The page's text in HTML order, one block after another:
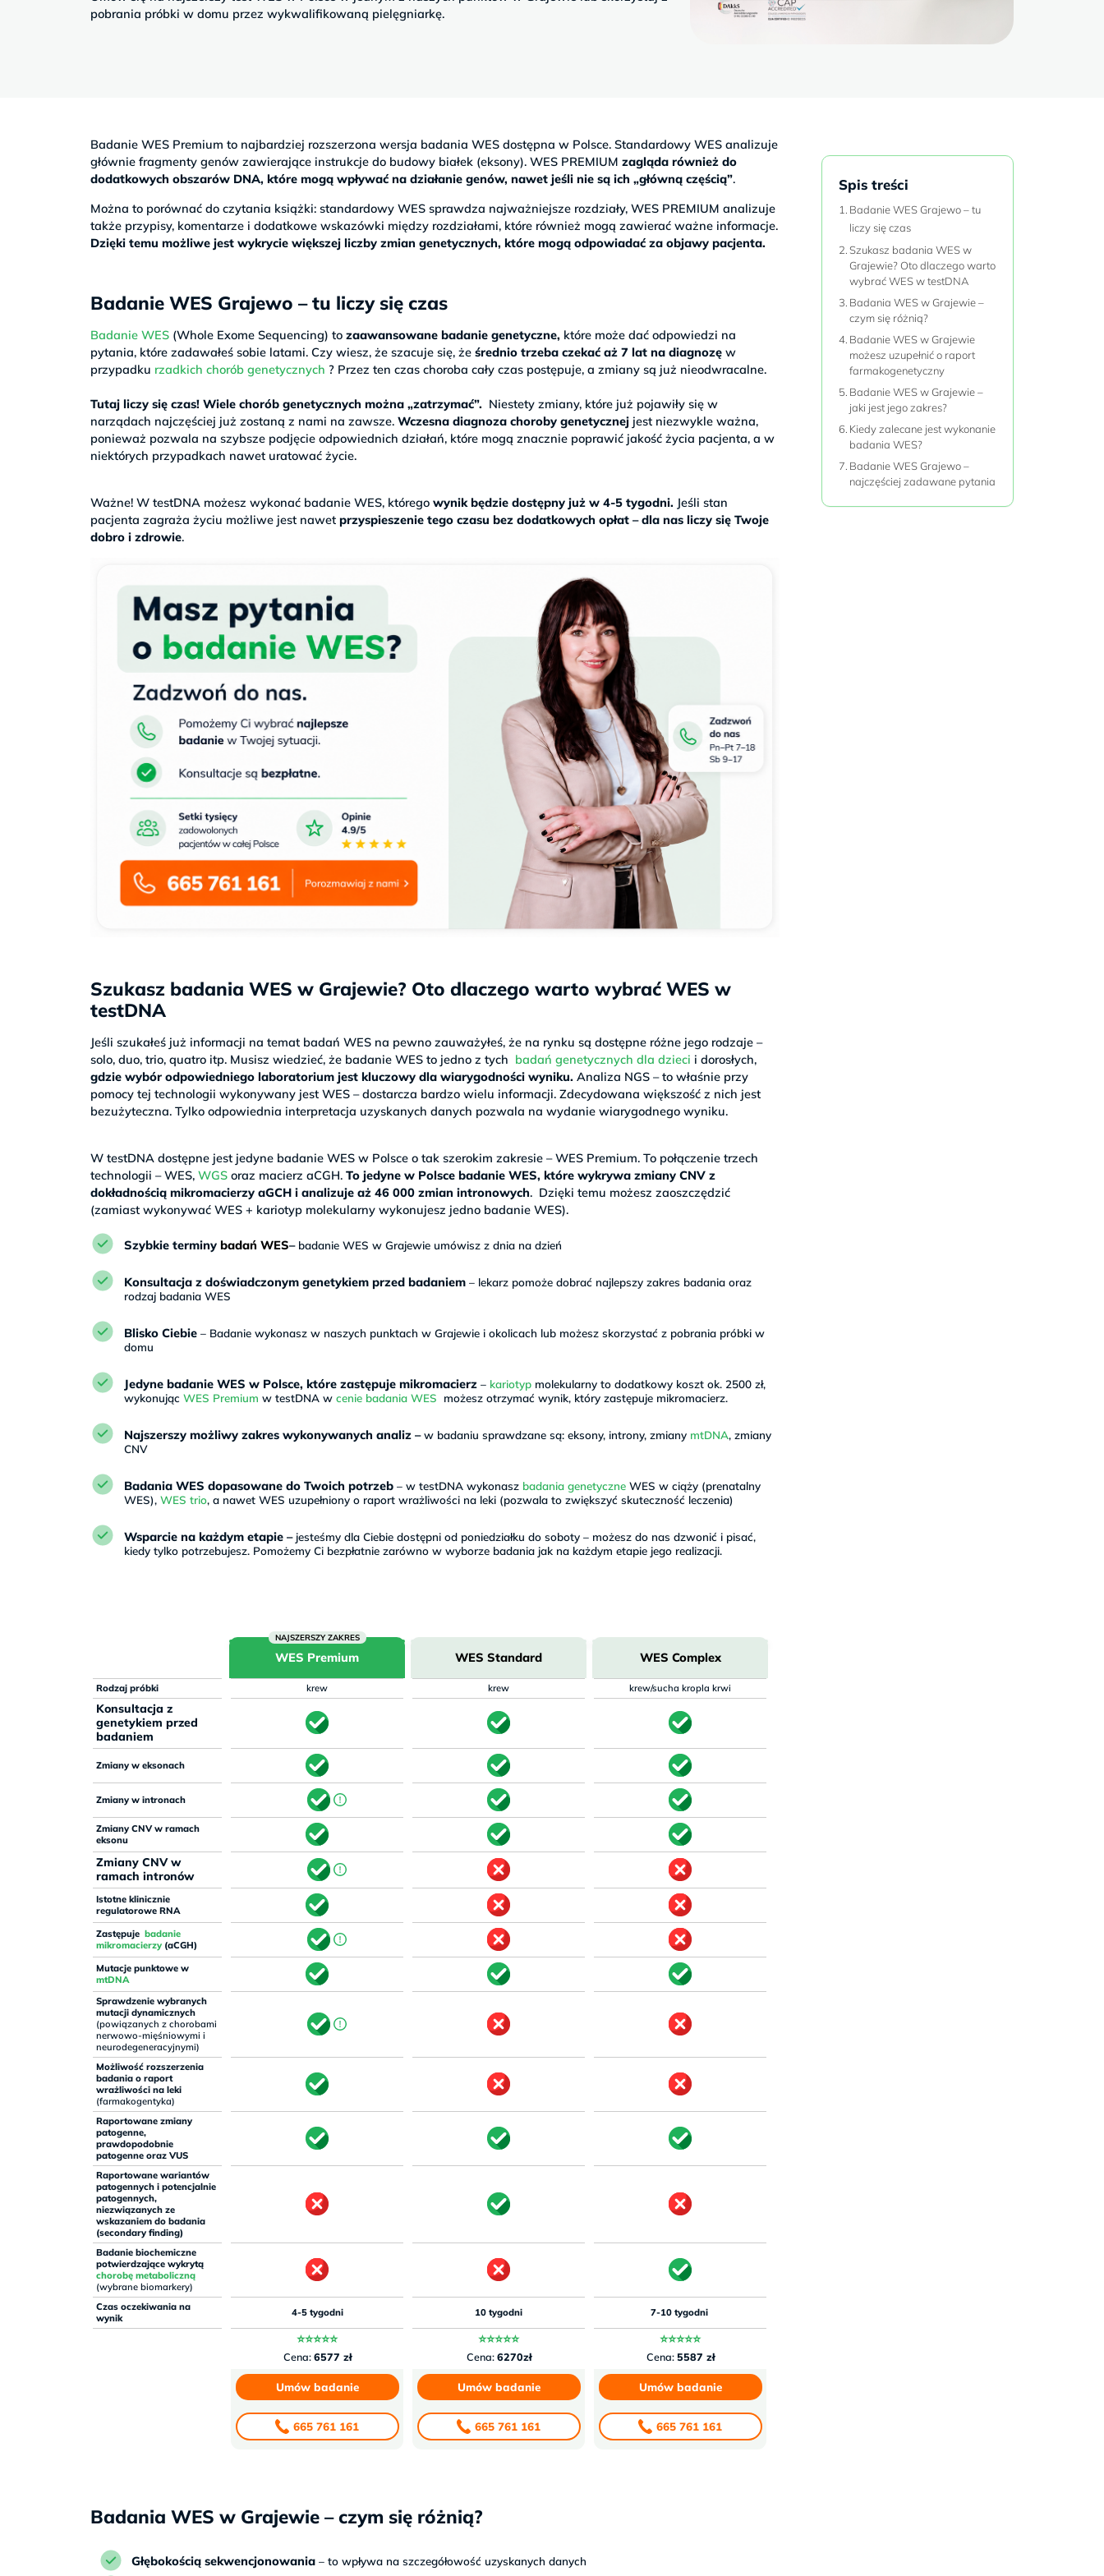
9–
pobrania próbki w domu przez wykwalifikowaną pielęgniarkę.
Badanie WES Premium to najbardziej rozszerzona wersja badania WES dostępna w Polsce. Standardowy WES analizuje
głównie fragmenty genów zawierające instrukcje do budowy białek (eksony). WES PREMIUM zagląda również do
dodatkowych obszarów DNA, które mogą wpływać na działanie genów, nawet jeśli nie są ich „główną częścią”.
Można to porównać do czytania książki: standardowy WES sprawdza najważniejsze rozdziały, WES PREMIUM analizuje
także przypisy, komentarze i dodatkowe wskazówki między rozdziałami, które również mogą zawierać ważne informacje.
Dzięki temu możliwe jest wykrycie większej liczby zmian genetycznych, które mogą odpowiadać za objawy pacjenta.
Badanie WES Grajewo – tu liczy się czas
Badanie WES (Whole Exome Sequencing) tozaawansowane badanie genetyczne, które może dać odpowiedzi na
pytania, które zadawałeś sobie latami. Czy wiesz, że szacuje się, żeśrednio trzeba czekać aż 7 lat na diagnozę w
przypadku rzadkich chorób genetycznych ? Przez ten czas choroba cały czas postępuje, a zmiany są już nieodwracalne.
Tutaj liczy się czas! Wiele chorób genetycznych można „zatrzymać”. Niestety zmiany, które już pojawiły się w
narządach najczęściej już zostaną z nami na zawsze.Wczesna diagnoza choroby genetycznej jest niezwykle ważna,
ponieważ pozwala na szybsze podjęcie odpowiednich działań, które mogą znacznie poprawić jakość życia pacjenta, a w
niektórych przypadkach nawet uratować życie.
Ważne! W testDNA możesz wykonać badanie WES, któregowynik będzie dostępny już w 4-5 tygodni. Jeśli stan
pacjenta zagraża życiu możliwe jest nawet przyspieszenie tego czasu bez dodatkowych opłat – dla nas liczy się Twoje
dobro i zdrowie.
Szukasz badania WES w Grajewie? Oto dlaczego warto wybrać WES w
testDNA
Jeśli szukałeś już informacji na temat badań WES na pewno zauważyłeś, że na rynku są dostępne różne jego rodzaje –
solo, duo, trio, quatro itp. Musisz wiedzieć, że badanie WES to jedno z tych badań genetycznych dla dzieci i dorosłych,
gdzie wybór odpowiedniego laboratorium jest kluczowy dla wiarygodności wyniku. Analiza NGS – to właśnie przy
pomocy tej technologii wykonywany jest WES – dostarcza bardzo wielu informacji. Zdecydowana większość z nich jest
bezużyteczna. Tylko odpowiednia interpretacja uzyskanych danych pozwala na wydanie wiarygodnego wyniku.
W testDNA dostępne jest jedyne badanie WES w Polsce o tak szerokim zakresie – WES Premium. To połączenie trzech
technologii – WES,WGS oraz macierz aCGH.To jedyne w Polsce badanie WES, które wykrywa zmiany CNV z
dokładnością mikromacierzy aGCH i analizuje aż 46 000 zmian intronowych. Dzięki temu możesz zaoszczędzić
(zamiast wykonywać WES + kariotyp molekularny wykonujesz jedno badanie WES).
Szybkie terminy badań WES–badanie WES w Grajewie umówisz z dnia na dzień
Konsultacja z doświadczonym genetykiem przed badaniem– lekarz pomoże dobrać najlepszy zakres badania oraz
rodzaj badania WES
Blisko Ciebie– Badanie wykonasz w naszych punktach w Grajewie i okolicach lub możesz skorzystać z pobrania próbki w
domu
Jedyne badanie WES w Polsce, które zastępuje mikromacierz– kariotypmolekularny to dodatkowy koszt ok. 2500 zł,
wykonując WES Premium w testDNA w cenie badania WES możesz otrzymać wynik, który zastępuje mikromacierz.
Najszerszy możliwy zakres wykonywanych analiz –w badaniu sprawdzane są: eksony, introny, zmiany mtDNA, zmiany
CNV
Badania WES dopasowane do Twoich potrzeb– w testDNA wykonasz badania genetyczne WES w ciąży (prenatalny
WES), WES trio, a nawet WES uzupełniony o raport wrażliwości na leki (pozwala to zwiększyć skuteczność leczenia)
Wsparcie na każdym etapie –jesteśmy dla Ciebie dostępni od poniedziałku do soboty – możesz do nas dzwonić i pisać,
kiedy tylko potrzebujesz. Pomożemy Ci bezpłatnie zarówno w wyborze badania jak na każdym etapie jego realizacji.
WES Premium WES Standard WES Complex
Rodzaj próbki krew krew krew/sucha kropla krwi
Konsultacja z
genetykiem przed
badaniem
Zmiany w eksonach
Zmiany w intronach
Zmiany CNV w ramach
eksonu
Zmiany CNV w
ramach intronów
Istotne klinicznie
regulatorowe RNA
Zastępuje badanie
mikromacierzy(aCGH)
Mutacje punktowe w
mtDNA
Sprawdzenie wybranych
mutacji dynamicznych
(powiązanych z chorobami
nerwowo-mięśniowymi i
neurodegeneracyjnymi)
Możliwość rozszerzenia
badania o raport
wrażliwości na leki
(farmakogentyka)
Raportowane zmiany
patogenne,
prawdopodobnie
patogenne oraz VUS
Raportowane wariantów
patogennych i potencjalnie
patogennych,
niezwiązanych ze
wskazaniem do badania
(secondary finding)
Badanie biochemiczne
potwierdzające wykrytą
chorobę metaboliczną
(wybrane biomarkery)
Czas oczekiwania na
wynik
4-5 tygodni 10 tygodni 7-10 tygodni
⭐⭐⭐⭐⭐
Cena:6577 zł
⭐⭐⭐⭐⭐
Cena:6270zł
⭐⭐⭐⭐⭐
Cena: 5587 zł
Umów badanie
665 761 161
Umów badanie
665 761 161
Umów badanie
665 761 161
Badania WES w Grajewie – czym się różnią?
Głębokością sekwencjonowania – to wpływa na szczegółowość uzyskanych danych
Spis treści
Badanie WES Grajewo – tu
liczy się czas
Szukasz badania WES w
Grajewie? Oto dlaczego warto
wybrać WES w testDNA
Badania WES w Grajewie –
czym się różnią?
Badanie WES w Grajewie
możesz uzupełnić o raport
farmakogenetyczny
Badanie WES w Grajewie –
jaki jest jego zakres?
Kiedy zalecane jest wykonanie
badania WES?
Badanie WES Grajewo –
najczęściej zadawane pytania